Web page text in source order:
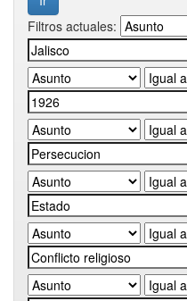
Filtros actuales: